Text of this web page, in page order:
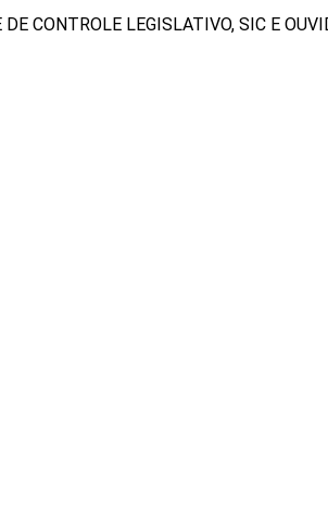
CONTROLE LEGISLATIVO, SIC E